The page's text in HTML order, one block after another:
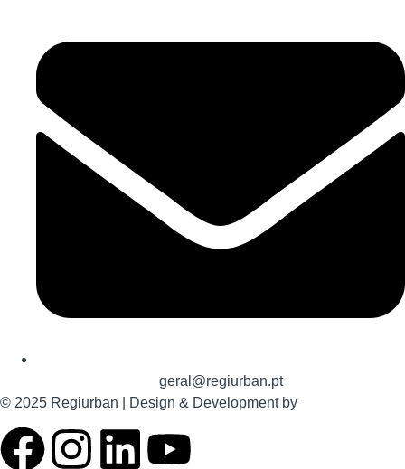
geral@regiurban.pt
© 2025 Regiurban | Design & Development by